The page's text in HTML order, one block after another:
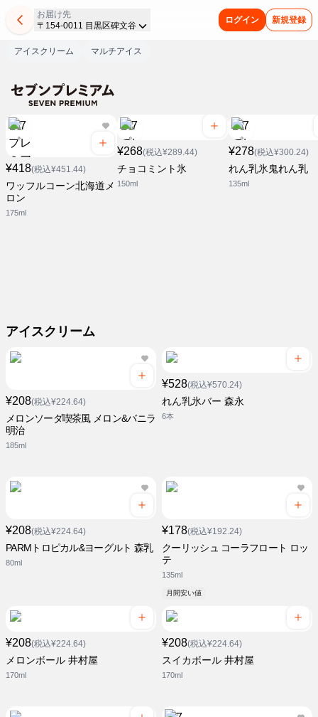
お届け先
〒154-0011 目黒区碑文谷
ログイン 新規登録
アイスクリーム マルチアイス
¥418(税込¥451.44)
ワッフルコーン北海道メ
ロン
175ml
¥268(税込¥289.44)
チョコミント氷
150ml
¥278(税込¥300.24)
れん乳氷鬼れん乳
135ml
アイスクリーム
¥208(税込¥224.64)
メロンソーダ喫茶風 メロン&バニラ
明治
185ml
¥528(税込¥570.24)
れん乳氷バー 森永
6本
¥208(税込¥224.64)
PARMトロピカル&ヨーグルト 森乳
80ml
¥178(税込¥192.24)
クーリッシュ コーラフロート ロッ
テ
135ml
月間安い値
¥208(税込¥224.64)
メロンボール 井村屋
170ml
¥208(税込¥224.64)
スイカボール 井村屋
170ml